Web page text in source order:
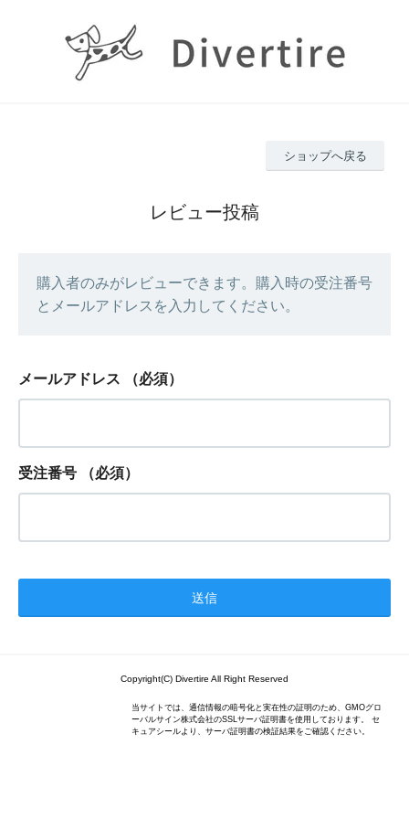
ショップへ戻る
レビュー投稿
購入者のみがレビューできます。購入時の受注番号
とメールアドレスを入力してください。
メールアドレス （必須）
受注番号 （必須）
Copyright(C) Divertire All Right Reserved
当サイトでは、通信情報の暗号化と実在性の証明のため、GMOグロ
ーバルサイン株式会社のSSLサーバ証明書を使用しております。 セ
キュアシールより、サーバ証明書の検証結果をご確認ください。